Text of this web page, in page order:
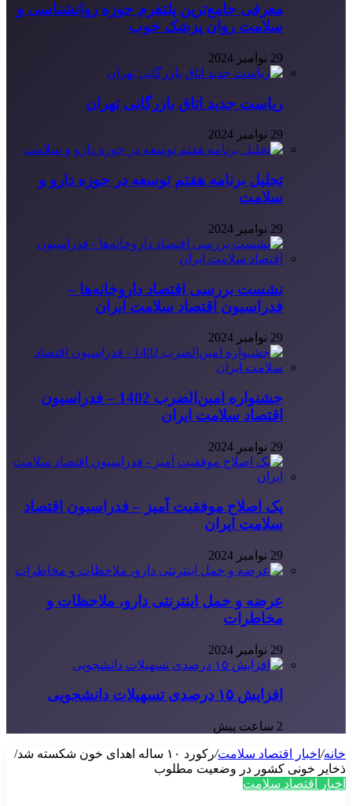
معرفی جامع‌ترین پلتفرم حوزه روانشناسی و
سلامت روان پزشک خوب
29 نوامبر 2024
ریاست جدید اتاق بازرگانی تهران
29 نوامبر 2024
تحلیل برنامه هفتم توسعه در حوزه دارو و
سلامت
29 نوامبر 2024
نشست بررسی اقتصاد داروخانه‌ها –
فدراسیون اقتصاد سلامت ایران
29 نوامبر 2024
جشنواره امین‌الضرب 1402 – فدراسیون
اقتصاد سلامت ایران
29 نوامبر 2024
یک اصلاح موفقیت آمیز – فدراسیون اقتصاد
سلامت ایران
29 نوامبر 2024
عرضه و حمل اینترنتی دارو، ملاحظات و
مخاطرات
29 نوامبر 2024
افزایش ۱۵ درصدی تسهیلات دانشجویی
2 ساعت پیش
خانه/ اخبار اقتصاد سلامت/
رکورد ۱۰ ساله اهدای خون شکسته شد/
ذخایر خونی کشور در وضعیت مطلوب
اخبار اقتصاد سلامت